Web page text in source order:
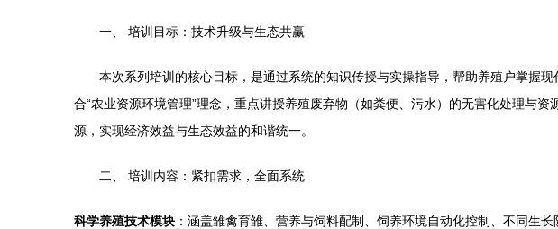
一、 培训目标：技术升级与生态共赢
本次系列培训的核心目标，是通过系统的知识传授与实操指导，帮助养殖户掌握
合“农业资源环境管理”理念，重点讲授养殖废弃物（如粪便、污水）的无害化处理与
源，实现经济效益与生态效益的和谐统一。
二、 培训内容：紧扣需求，全面系统
科学养殖技术模块 ：涵盖雏禽育雏、营养与饲料配制、饲养环境自动化控制、不同生